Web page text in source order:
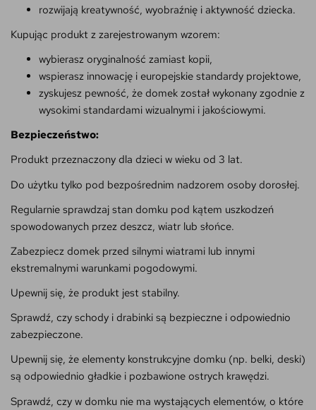
rozwijają kreatywność, wyobraźnię i aktywność dziecka.
Kupując produkt z zarejestrowanym wzorem:
wybierasz oryginalność zamiast kopii,
wspierasz innowację i europejskie standardy projektowe,
zyskujesz pewność, że domek został wykonany zgodnie z
wysokimi standardami wizualnymi i jakościowymi.
Bezpieczeństwo:
Produkt przeznaczony dla dzieci w wieku od 3 lat.
Do użytku tylko pod bezpośrednim nadzorem osoby dorosłej.
Regularnie sprawdzaj stan domku pod kątem uszkodzeń
spowodowanych przez deszcz, wiatr lub słońce.
Zabezpiecz domek przed silnymi wiatrami lub innymi
ekstremalnymi warunkami pogodowymi.
Upewnij się, że produkt jest stabilny.
Sprawdź, czy schody i drabinki są bezpieczne i odpowiednio
zabezpieczone.
Upewnij się, że elementy konstrukcyjne domku (np. belki, deski)
są odpowiednio gładkie i pozbawione ostrych krawędzi.
Sprawdź, czy w domku nie ma wystających elementów, o które